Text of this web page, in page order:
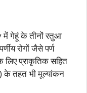
गेहूं के तीनों रतुआ
रोगों जैसे पर्ण
लिए प्राकृतिक सहित
के तहत भी मूल्यांकन